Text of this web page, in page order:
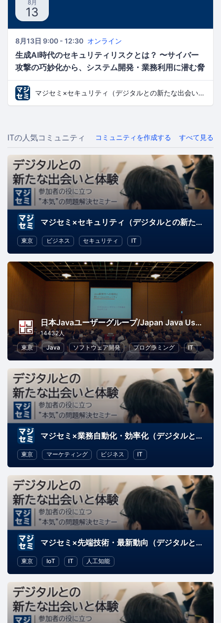
8月
13
8月13日 9:00 - 12:30 オンライン
生成AI時代のセキュリティリスクとは？ 〜サイバー
攻撃の巧妙化から、システム開発・業務利用に潜む脅
威まで〜
マジセミ×セキュリティ（デジタルとの新たな出会いと体験）
ITの人気コミュニティ コミュニティを作成する すべて見る
マジセミ×セキュリティ（デジタルとの新たな出会いと体験）
東京 ビジネス セキュリティ IT
日本Javaユーザーグループ/Japan Java User Group
14432人
東京
Java ソフトウェア開発 プログラミング IT
マジセミ×業務自動化・効率化（デジタルとの新たな出会いと体験）
東京 マーケティング ビジネス IT
マジセミ×先端技術・最新動向（デジタルとの新たな出会いと体験）
東京 IoT IT 人工知能